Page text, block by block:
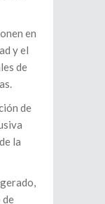
en
y el
de
de
la
de